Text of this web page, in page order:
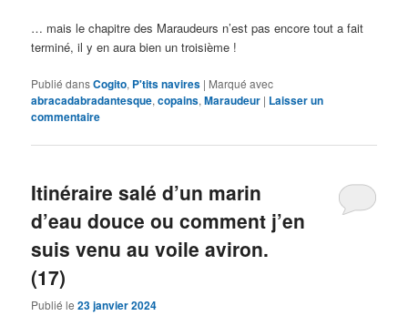
… mais le chapitre des Maraudeurs n’est pas encore tout a fait
terminé, il y en aura bien un troisième !
Publié dansCogito, P'tits navires | Marqué avec
abracadabradantesque,copains,Maraudeur | Laisser un
commentaire
Itinéraire salé d’un marin
d’eau douce ou comment j’en
suis venu au voile aviron.
(17)
Publié le23 janvier 2024